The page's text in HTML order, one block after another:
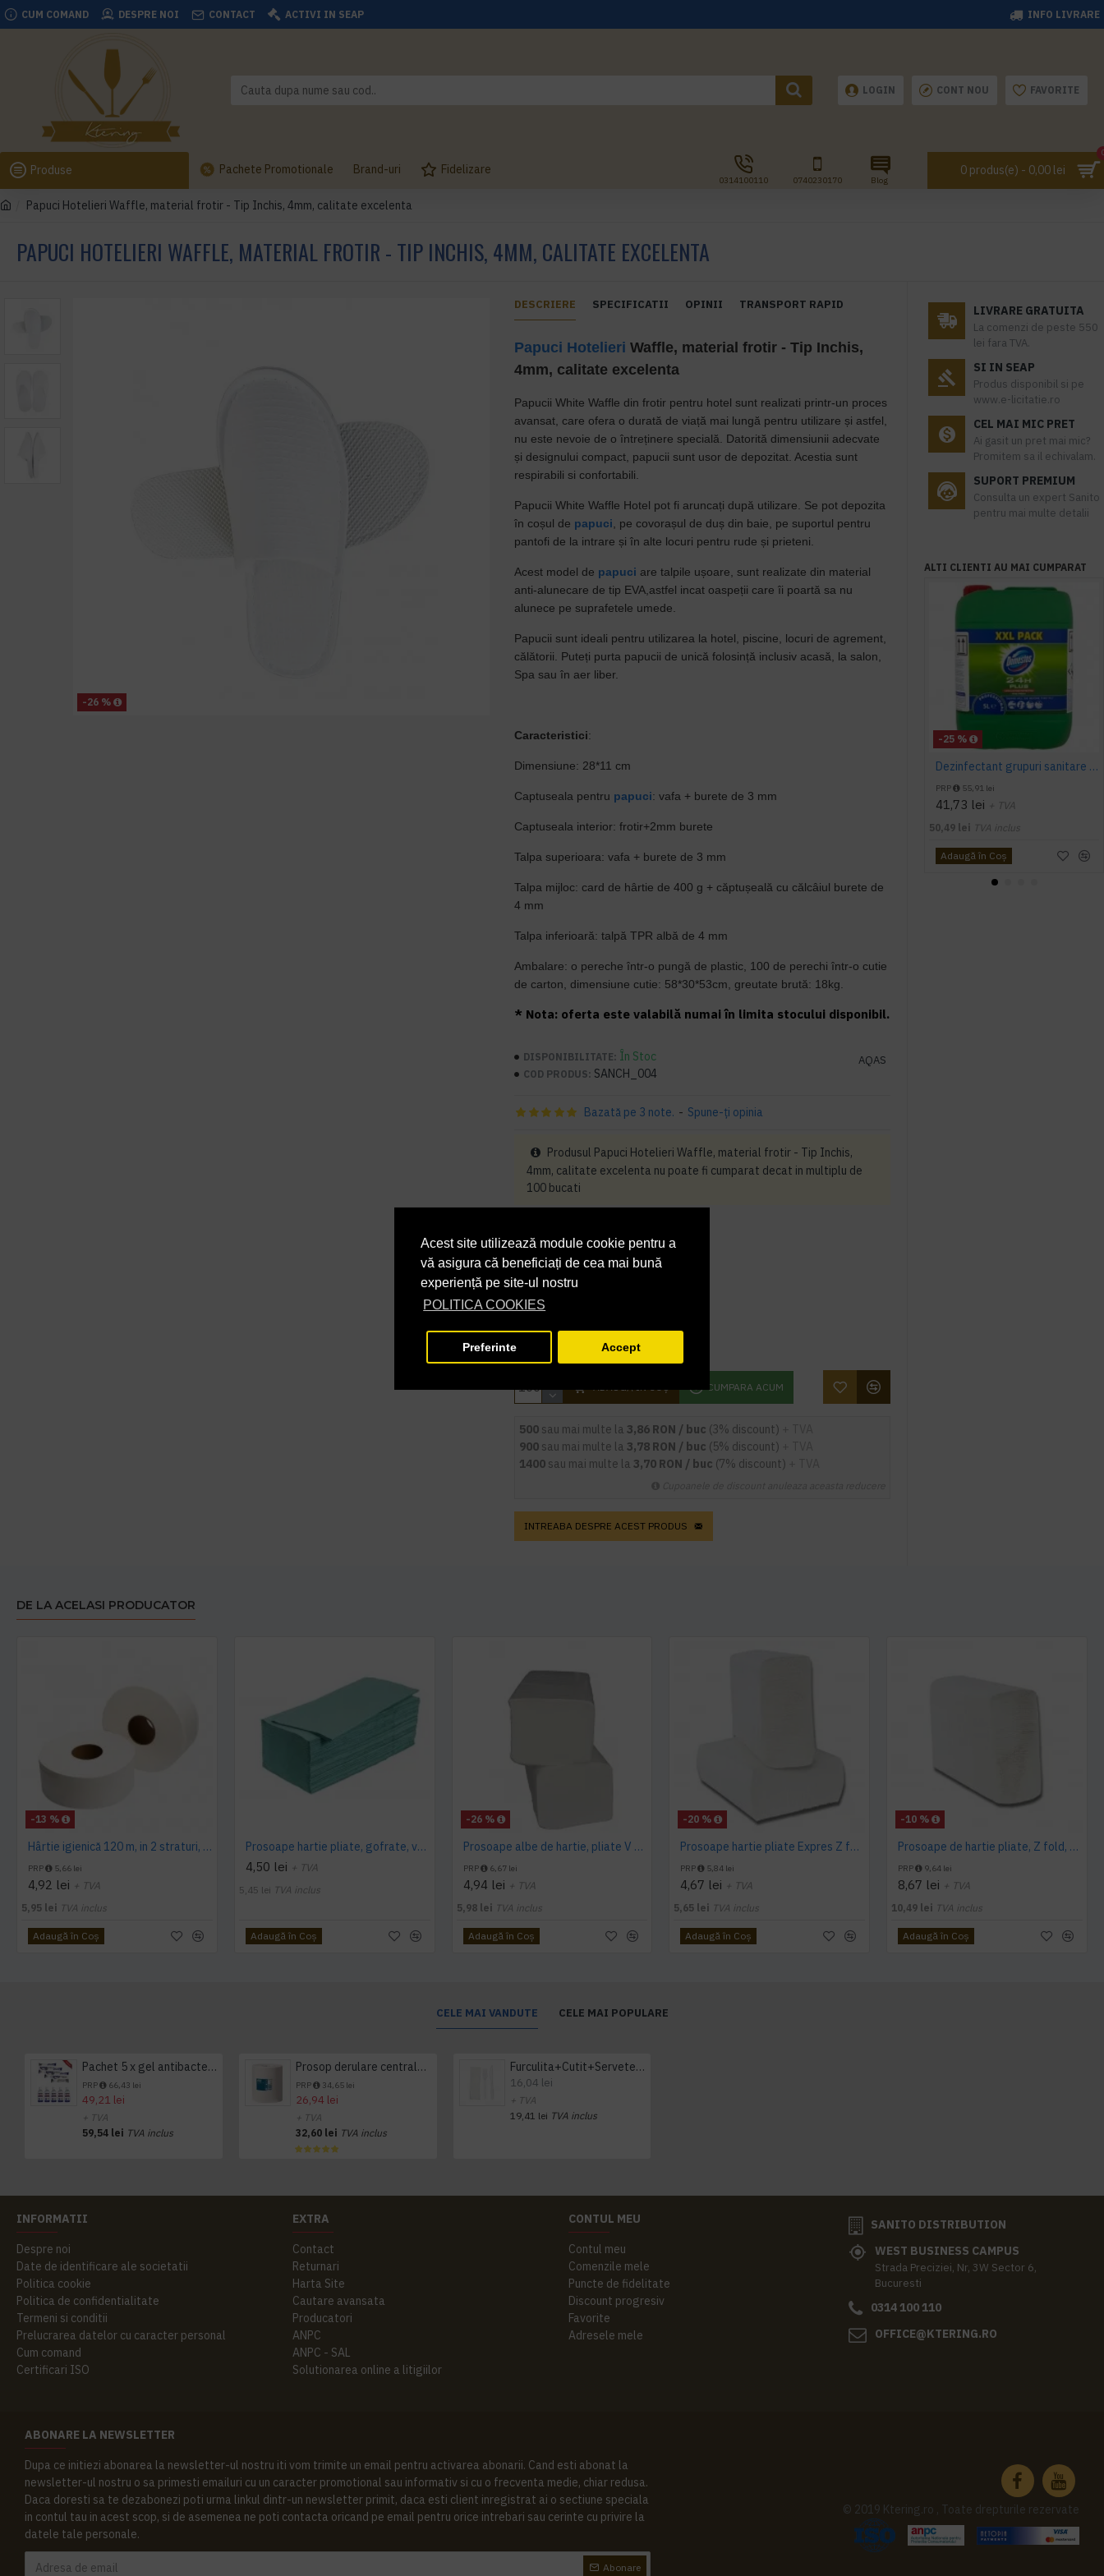
Acest site utilizează module cookie pentru a
vă asigura că beneficiați de cea mai bună
experiență pe site-ul nostru
POLITICA COOKIES
Preferinte Accept
CUM COMAND DESPRE NOI CONTACT ACTIVI IN SEAP INFO LIVRARE
LOGIN CONT NOU FAVORITE
Produse Pachete Promotionale Brand-uri Fidelizare
0314100110 0740230170 Blog
0 produs(e) - 0,00 lei
Papuci Hotelieri Waffle, material frotir - Tip Inchis, 4mm, calitate excelenta
PAPUCI HOTELIERI WAFFLE, MATERIAL FROTIR - TIP INCHIS, 4MM, CALITATE EXCELENTA
-26 %
DESCRIERE SPECIFICATII OPINII TRANSPORT RAPID
Papuci Hotelieri Waffle, material frotir - Tip Inchis,
4mm, calitate excelenta
Papucii White Waffle din frotir pentru hotel sunt realizati printr-un proces
avansat, care ofera o durată de viață mai lungă pentru utilizare și astfel,
nu este nevoie de o întreținere specială. Datorită dimensiunii adecvate
și designului compact, papucii sunt usor de depozitat. Acestia sunt
respirabili si confortabili.
Papucii White Waffle Hotel pot fi aruncați după utilizare. Se pot depozita
în coșul de papuci , pe covorașul de duș din baie, pe suportul pentru
pantofi de la intrare și în alte locuri pentru rude și prieteni.
Acest model de papuci are talpile ușoare, sunt realizate din material
anti-alunecare de tip EVA,astfel incat oaspeții care îi poartă sa nu
alunece pe suprafetele umede.
Papucii sunt ideali pentru utilizarea la hotel, piscine, locuri de agrement,
călătorii. Puteți purta papucii de unică folosință inclusiv acasă, la salon,
Spa sau în aer liber.
Caracteristici:
Dimensiune: 28*11 cm
Captuseala pentru papuci: vafa + burete de 3 mm
Captuseala interior: frotir+2mm burete
Talpa superioara: vafa + burete de 3 mm
Talpa mijloc: card de hârtie de 400 g + căptușeală cu călcâiul burete de
4 mm
Talpa inferioară: talpă TPR albă de 4 mm
Ambalare: o pereche într-o pungă de plastic, 100 de perechi într-o cutie
de carton, dimensiune cutie: 58*30*53cm, greutate brută: 18kg.
* Nota: oferta este valabilă numai în limita stocului disponibil.
DISPONIBILITATE: În Stoc
COD PRODUS: SANCH_004
AQAS
Bazată pe 3 note. - Spune-ţi opinia
3,98 lei+ TVA
4,82 lei TVA inclus
Marime
CUMPARA ACUM
Produsul Papuci Hotelieri Waffle, material frotir - Tip Inchis,
4mm, calitate excelenta nu poate fi cumparat decat in multiplu de
100 bucati
500 sau mai multe la 3,86 RON / buc (3% discount)
900 sau mai multe la 3,78 RON / buc (5% discount)
1400 sau mai multe la 3,70 RON / buc (7% discount)
INTREABA DESPRE ACEST PRODUS
LIVRARE GRATUITA
La comenzi de peste 550
lei fara TVA.
SI IN SEAP
Produs disponibil si pe
www.e-licitatie.ro
CEL MAI MIC PRET
Ai gasit un pret mai mic?
Promitem sa il echivalam.
SUPORT PREMIUM
Consulta un expert Sanito
pentru mai multe detalii
ALTI CLIENTI AU MAI CUMPARAT
-25 %
Dezinfectant grupuri sanitare - Domestos 24H Plus 5L
PRP 55,91 lei
41,73 lei + TVA
50,49 lei TVA inclus
Adaugă în Coş
DE LA ACELASI PRODUCATOR
-13 %
Hârtie igienică 120 m, in 2 straturi, extra albă, Mini Jumbo, AQAS
PRP 5,66 lei
4,92 lei + TVA
5,95 lei TVA inclus
Adaugă în Coş
Prosoape hartie pliate, gofrate, verzi, 25 x 23 cm, V fold, 1 strat, AQAS, 250 buc/pachet
4,50 lei + TVA
5,45 lei TVA inclus
Adaugă în Coş
-26 %
Prosoape albe de hartie, pliate V fold, 25 x 23 cm, in 2 straturi, 160 buc/pachet, 20 pac/bax, AQAS
PRP 6,67 lei
4,94 lei + TVA
5,98 lei TVA inclus
Adaugă în Coş
-20 %
Prosoape hartie pliate Expres Z fold, 160 buc / pachet, 2 straturi, 21 x 23 cm, 12 pac / bax, AQAS
PRP 5,84 lei
4,67 lei + TVA
5,65 lei TVA inclus
Adaugă în Coş
-10 %
Prosoape de hartie pliate, Z fold, 2 straturi, 23 x 23 cm, AQAS, 200 buc/pachet
PRP 9,64 lei
8,67 lei + TVA
10,49 lei TVA inclus
Adaugă în Coş
CELE MAI VANDUTE CELE MAI POPULARE
Pachet 5 x gel antibacterian 50ml si 3 x Servetele antibacteriene 48 buc Hygienium
PRP 66,43 lei
49,21 lei
+ TVA
59,54 lei TVA inclus
Prosop derulare centrala 1 pliu, 300 m Tork
PRP 34,65 lei
26,94 lei
+ TVA
32,60 lei TVA inclus
Furculita+Cutit+Servetel 100buc/set
16,04 lei
+ TVA
19,41 lei TVA inclus
INFORMATII
Despre noi
Date de identificare ale societatii
Politica cookie
Politica de confidentialitate
Termeni si conditii
Prelucrarea datelor cu caracter personal
Cum comand
Certificari ISO
EXTRA
Contact
Returnari
Harta Site
Cautare avansata
Producatori
ANPC
ANPC - SAL
Solutionarea online a litigiilor
CONTUL MEU
Contul meu
Comenzile mele
Puncte de fidelitate
Discount progresiv
Favorite
Adresele mele
SANITO DISTRIBUTION
WEST BUSINESS CAMPUS
Strada Preciziei, Nr, 3W Sector 6,
Bucuresti
0314 100 110
OFFICE@KTERING.RO
ABONARE LA NEWSLETTER
Dupa ce initiezi abonarea la newsletter-ul nostru iti vom trimite un email pentru activarea abonarii. Cand esti abonat la
newsletter-ul nostru o sa primesti emailuri cu un caracter promotional sau informativ si cu o frecventa medie, chiar redusa.
Daca doresti sa te dezabonezi poti urma linkul dintr-un newsletter primit, daca esti client inregistrat ai o sectiune speciala
in contul tau in acest scop, si de asemenea ne poti contacta oricand pe email pentru orice intrebari sau cerinte cu privire la
datele tale personale.
Abonare
© 2019 Ktering.ro , Toate drepturile rezervate